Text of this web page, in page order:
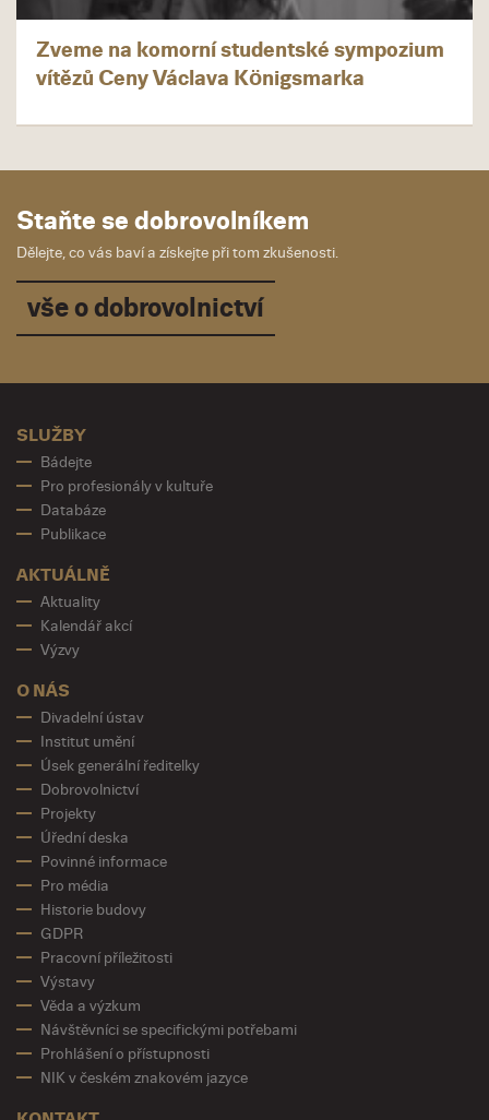
Zveme na komorní studentské sympozium
vítězů Ceny Václava Königsmarka
Staňte se dobrovolníkem
Dělejte, co vás baví a získejte při tom zkušenosti.
vše o dobrovolnictví
SLUŽBY
Bádejte
Pro profesionály v kultuře
Databáze
Publikace
AKTUÁLNĚ
Aktuality
Kalendář akcí
Výzvy
O NÁS
Divadelní ústav
Institut umění
Úsek generální ředitelky
Dobrovolnictví
Projekty
Úřední deska
Povinné informace
Pro média
Historie budovy
GDPR
Pracovní příležitosti
Výstavy
Věda a výzkum
Návštěvníci se specifickými potřebami
Prohlášení o přístupnosti
NIK v českém znakovém jazyce